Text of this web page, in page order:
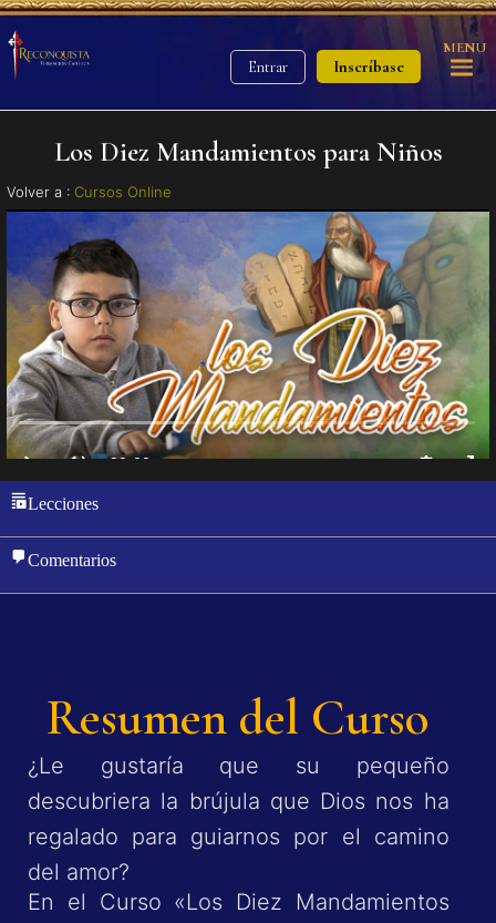
Entrar Inscríbase
MENU
Los Diez Mandamientos para Niños
Volver a : Cursos Online
Lecciones
Comentarios
Resumen del Curso
¿Le gustaría que su pequeño
descubriera la brújula que Dios nos ha
regalado para guiarnos por el camino
del amor?
En el Curso «Los Diez Mandamientos